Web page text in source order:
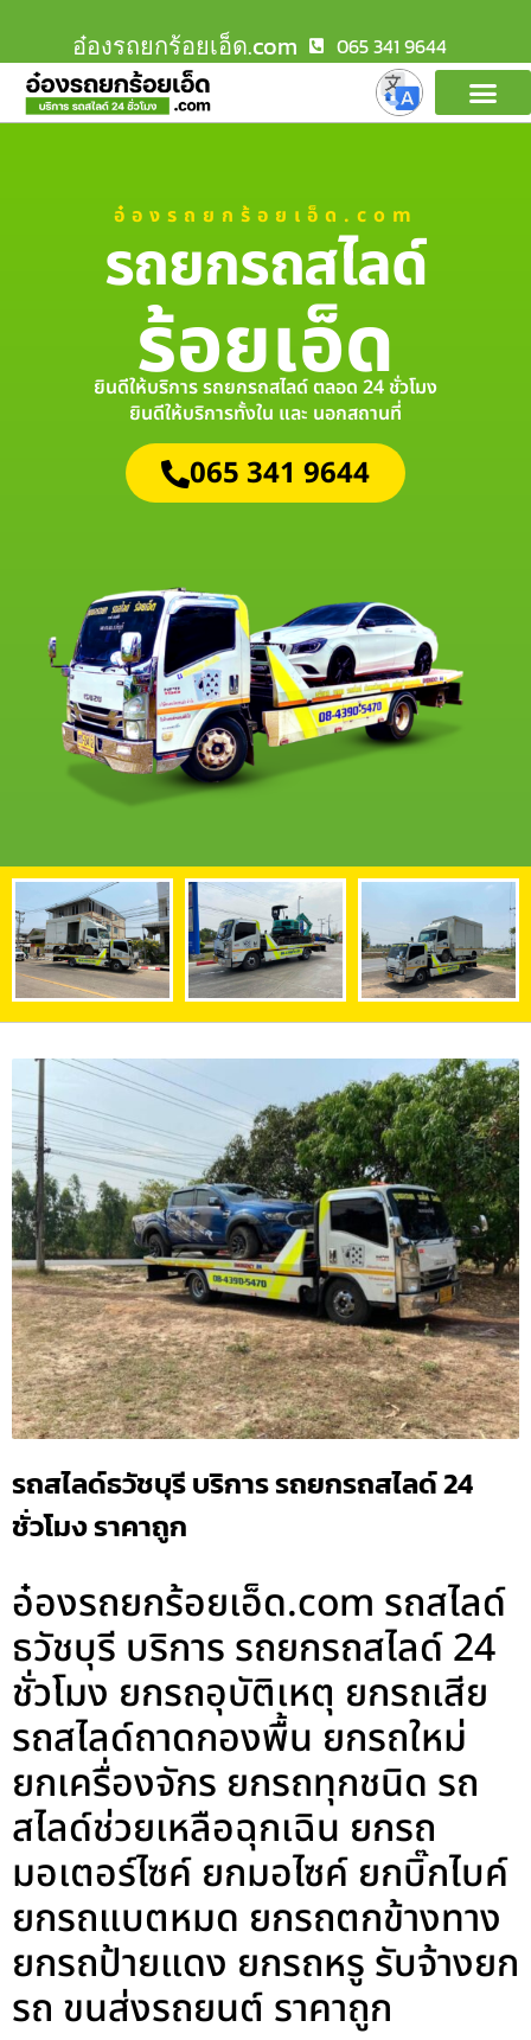
อ๋องรถยกร้อยเอ็ด.com 065 341 9644
อ๋องรถยกร้อยเอ็ด.com
รถยกรถสไลด์
ร้อยเอ็ด
ยินดีให้บริการ รถยกรถสไลด์ ตลอด 24 ชั่วโมง
ยินดีให้บริการทั้งใน และ นอกสถานที่
065 341 9644
รถสไลด์ธวัชบุรี บริการ รถยกรถสไลด์ 24
ชั่วโมง ราคาถูก
อ๋องรถยกร้อยเอ็ด.com รถสไลด์
ธวัชบุรี บริการ รถยกรถสไลด์ 24
ชั่วโมง ยกรถอุบัติเหตุ ยกรถเสีย
รถสไลด์ถาดกองพื้น ยกรถใหม่
ยกเครื่องจักร ยกรถทุกชนิด รถ
สไลด์ช่วยเหลือฉุกเฉิน ยกรถ
มอเตอร์ไซค์ ยกมอไซค์ ยกบิ๊กไบค์
ยกรถแบตหมด ยกรถตกข้างทาง
ยกรถป้ายแดง ยกรถหรู รับจ้างยก
รถ ขนส่งรถยนต์ ราคาถูก